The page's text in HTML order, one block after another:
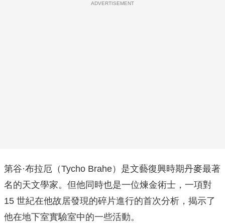
ADVERTISEMENT
第谷·布拉厄（Tycho Brahe）是文藝復興時期丹麥最著
名的天文學家。但他同時也是一位煉金術士，一項對
15 世紀在他故居發現的碎片進行的首次分析，揭示了
他在地下室實驗室中的一些活動。